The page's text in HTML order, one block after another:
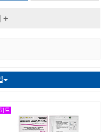
SUPMEA
CAS(카스)
+